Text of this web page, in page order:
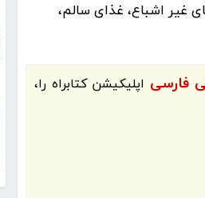
غیر اشباع، غذای سالم،
اپلیکیشنکتابراه را،